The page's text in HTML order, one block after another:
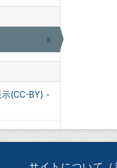
x
(CC-BY) -